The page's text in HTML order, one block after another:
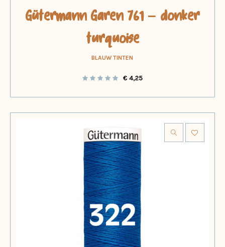
Gütermann Garen 761 – donker
turquoise
BLAUW TINTEN
€ 4,25